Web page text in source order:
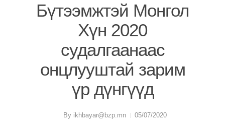
Бүтээмжтэй Монгол
Хүн 2020
судалгаанаас
онцлууштай зарим
үр дүнгүүд
By ikhbayar@bzp.mn 05/07/2020